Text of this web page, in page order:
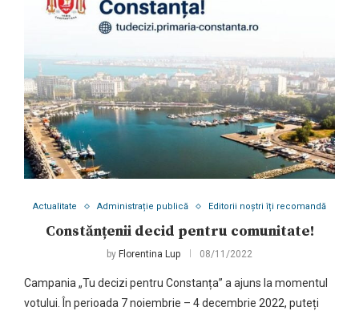
Actualitate Administrație publică Editorii noștri îți recomandă
Constănțenii decid pentru comunitate!
by Florentina Lup 08/11/2022
Campania „Tu decizi pentru Constanța” a ajuns la momentul
votului. În perioada 7 noiembrie – 4 decembrie 2022, puteți